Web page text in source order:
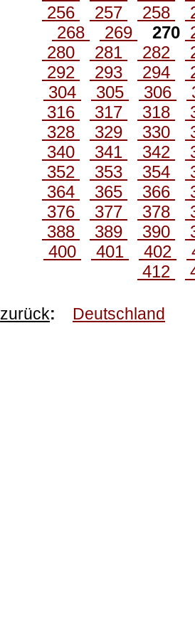
256
257 258
268
269 270
280
281 282
292
293 294
304
305 306
316
317 318
328
329 330
340
341 342
352
353 354
364
365 366
376
377 378
388
389 390
400
401 402
412
zurück: Deutschland